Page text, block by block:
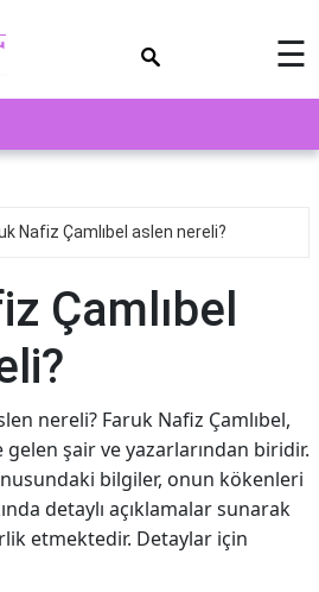
☰
Nafiz Çamlıbel aslen nereli?
Çamlıbel
nereli? Faruk Nafiz Çamlıbel,
gelen şair ve yazarlarından biridir.
bilgiler, onun kökenleri
detaylı açıklamalar sunarak
etmektedir. Detaylar için